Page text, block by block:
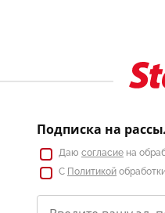
Подписка на
Даю согласие на
С Политикой